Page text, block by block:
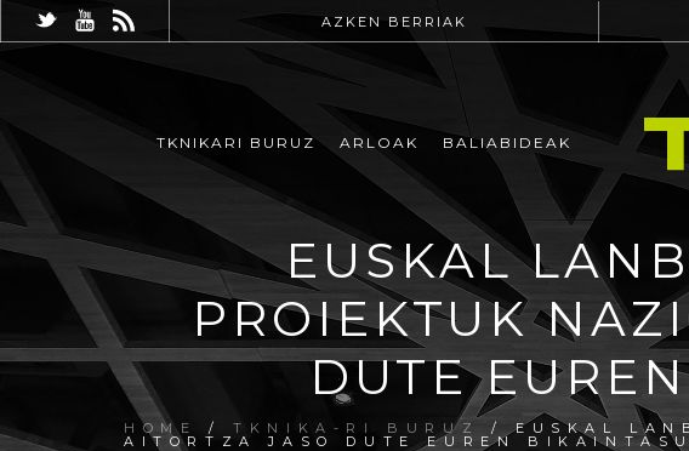
AZKEN BERRIAK
TKNIKARI BURUZ ARLOAK BALIABIDEAK
EUSKAL
PROIEKTUK
DUTE
HOME /TKNIKA-RI BURUZ / EUSKAL
AITORTZA JASO DUTE EUREN